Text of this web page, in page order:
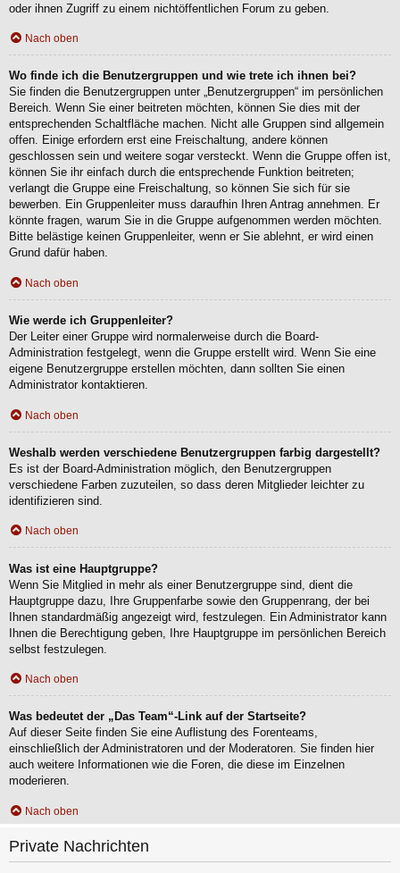
oder ihnen Zugriff zu einem nichtöffentlichen Forum zu geben.
Nach oben
Wo finde ich die Benutzergruppen und wie trete ich ihnen bei?
Sie finden die Benutzergruppen unter „Benutzergruppen“ im persönlichen
Bereich. Wenn Sie einer beitreten möchten, können Sie dies mit der
entsprechenden Schaltfläche machen. Nicht alle Gruppen sind allgemein
offen. Einige erfordern erst eine Freischaltung, andere können
geschlossen sein und weitere sogar versteckt. Wenn die Gruppe offen ist,
können Sie ihr einfach durch die entsprechende Funktion beitreten;
verlangt die Gruppe eine Freischaltung, so können Sie sich für sie
bewerben. Ein Gruppenleiter muss daraufhin Ihren Antrag annehmen. Er
könnte fragen, warum Sie in die Gruppe aufgenommen werden möchten.
Bitte belästige keinen Gruppenleiter, wenn er Sie ablehnt, er wird einen
Grund dafür haben.
Nach oben
Wie werde ich Gruppenleiter?
Der Leiter einer Gruppe wird normalerweise durch die Board-
Administration festgelegt, wenn die Gruppe erstellt wird. Wenn Sie eine
eigene Benutzergruppe erstellen möchten, dann sollten Sie einen
Administrator kontaktieren.
Nach oben
Weshalb werden verschiedene Benutzergruppen farbig dargestellt?
Es ist der Board-Administration möglich, den Benutzergruppen
verschiedene Farben zuzuteilen, so dass deren Mitglieder leichter zu
identifizieren sind.
Nach oben
Was ist eine Hauptgruppe?
Wenn Sie Mitglied in mehr als einer Benutzergruppe sind, dient die
Hauptgruppe dazu, Ihre Gruppenfarbe sowie den Gruppenrang, der bei
Ihnen standardmäßig angezeigt wird, festzulegen. Ein Administrator kann
Ihnen die Berechtigung geben, Ihre Hauptgruppe im persönlichen Bereich
selbst festzulegen.
Nach oben
Was bedeutet der „Das Team“-Link auf der Startseite?
Auf dieser Seite finden Sie eine Auflistung des Forenteams,
einschließlich der Administratoren und der Moderatoren. Sie finden hier
auch weitere Informationen wie die Foren, die diese im Einzelnen
moderieren.
Nach oben
Private Nachrichten